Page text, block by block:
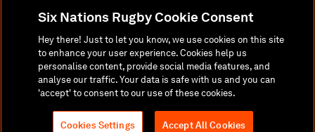
Site MédiaConditions Générales
Politique De ConfidentialitéPolitique De Cookies
Politique Sociale Et Numérique
Six Nations Rugby Cookie Consent
Hey there! Just to let you know, we use cookies on this site
to enhance your user experience. Cookies help us
personalise content, provide social media features, and
analyse our traffic. Your data is safe with us and you can
'accept' to consent to our use of these cookies.
Cookies Settings Accept All Cookies